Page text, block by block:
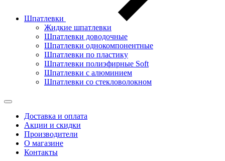
Шпатлевки
Жидкие шпатлевки
Шпатлевки доводочные
Шпатлевки однокомпонентные
Шпатлевки по пластику
Шпатлевки полиэфирные Soft
Шпатлевки с алюминием
Шпатлевки со стекловолокном
Доставка и оплата
Акции и скидки
Производители
О магазине
Контакты